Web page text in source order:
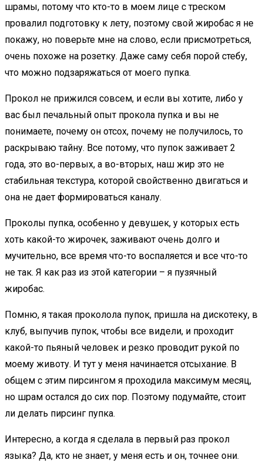
шрамы, потому что кто-то в моем лице с треском
провалил подготовку к лету, поэтому свой жиробас я не
покажу, но поверьте мне на слово, если присмотреться,
очень похоже на розетку. Даже саму себя порой стебу,
что можно подзаряжаться от моего пупка.
Прокол не прижился совсем, и если вы хотите, либо у
вас был печальный опыт прокола пупка и вы не
понимаете, почему он отсох, почему не получилось, то
раскрываю тайну. Все потому, что пупок заживает 2
года, это во-первых, а во-вторых, наш жир это не
стабильная текстура, которой свойственно двигаться и
она не дает формироваться каналу.
Проколы пупка, особенно у девушек, у которых есть
хоть какой-то жирочек, заживают очень долго и
мучительно, все время что-то воспаляется и все что-то
не так. Я как раз из этой категории – я пузячный
жиробас.
Помню, я такая проколола пупок, пришла на дискотеку, в
клуб, выпучив пупок, чтобы все видели, и проходит
какой-то пьяный человек и резко проводит рукой по
моему животу. И тут у меня начинается отсыхание. В
общем с этим пирсингом я проходила максимум месяц,
но шрам остался до сих пор. Поэтому подумайте, стоит
ли делать пирсинг пупка.
Интересно, а когда я сделала в первый раз прокол
языка? Да, кто не знает, у меня есть и он, точнее они.